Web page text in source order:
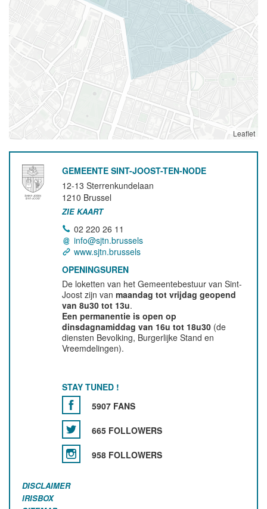
Leaflet
GEMEENTE SINT-JOOST-TEN-NODE
12-13 Sterrenkundelaan
1210 Brussel
ZIE KAART
02 220 26 11
info@sjtn.brussels
www.sjtn.brussels
OPENINGSUREN
De loketten van het Gemeentebestuur van Sint-
Joost zijn vanmaandag tot vrijdag geopend
van 8u30 tot 13u.
Een permanentie is open op
dinsdagnamiddag van 16u tot 18u30 (de
diensten Bevolking, Burgerlijke Stand en
Vreemdelingen).
STAY TUNED !
5907 FANS
665 FOLLOWERS
958 FOLLOWERS
DISCLAIMER
IRISBOX